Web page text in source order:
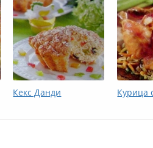
Кекс Данди Курица